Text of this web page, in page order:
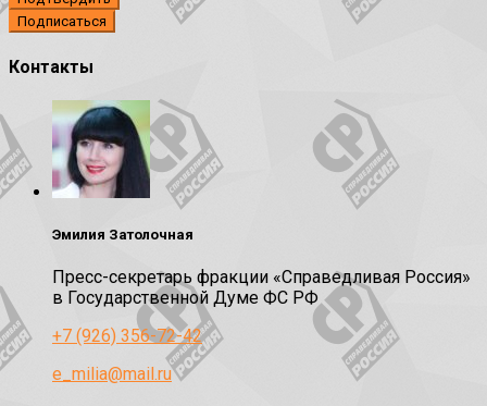
Контакты
Эмилия Затолочная
Пресс-секретарь фракции «Справедливая Россия»
в Государственной Думе ФС РФ
+7 (926) 356-72-42
e_milia@mail.ru